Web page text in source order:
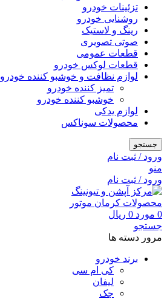
تزئینات خودرو
روشنایی خودرو
رینگ و لاستیک
صوتی تصویری
قطعات عمومی
قطعات لوکس خودرو
لوازم نظافت و خوشبو کننده خودرو
تمیز کننده خودرو
خوشبو کننده خودرو
لوازم یدکی
محصولات سوناکس
جستجو
ورود / ثبت نام
منو
ورود / ثبت نام
0 مورد 0 ریال
جستجو
مرور دسته ها
برند خودرو
کی ام سی
لیفان
جک